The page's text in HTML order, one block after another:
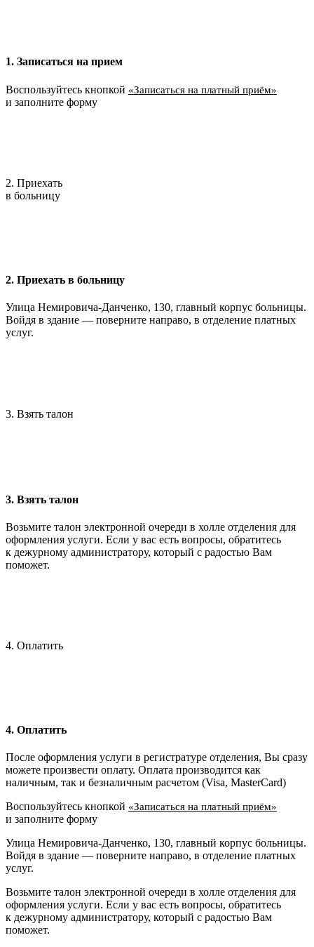
1. Записаться на прием
Воспользуйтесь кнопкой «Записаться на платный приём»
и заполните форму
2. Приехать
в больницу
2. Приехать в больницу
Улица Немировича-Данченко, 130, главный корпус больницы.
Войдя в здание — поверните направо, в отделение платных
услуг.
3. Взять талон
3. Взять талон
Возьмите талон электронной очереди в холле отделения для
оформления услуги. Если у вас есть вопросы, обратитесь
к дежурному администратору, который с радостью Вам
поможет.
4. Оплатить
4. Оплатить
После оформления услуги в регистратуре отделения, Вы сразу
можете произвести оплату. Оплата производится как
наличным, так и безналичным расчетом (Visa, MasterCard)
Воспользуйтесь кнопкой «Записаться на платный приём»
и заполните форму
Улица Немировича-Данченко, 130, главный корпус больницы.
Войдя в здание — поверните направо, в отделение платных
услуг.
Возьмите талон электронной очереди в холле отделения для
оформления услуги. Если у вас есть вопросы, обратитесь
к дежурному администратору, который с радостью Вам
поможет.